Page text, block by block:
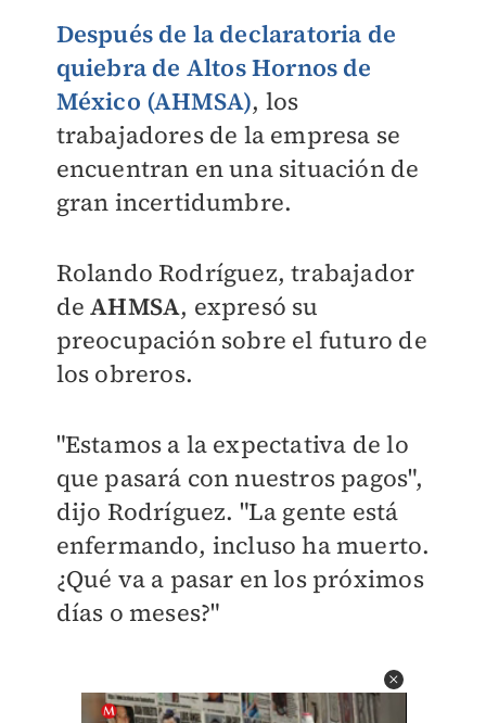
Después de la declaratoria de
quiebra de Altos Hornos de
México (AHMSA), los
trabajadores de la empresa se
encuentran en una situación de
gran incertidumbre.
Rolando Rodríguez, trabajador
deAHMSA, expresó su
preocupación sobre el futuro de
los obreros.
"Estamos a la expectativa de lo
que pasará con nuestros pagos",
dijo Rodríguez. "La gente está
enfermando, incluso ha muerto.
¿Qué va a pasar en los próximos
días o meses?"